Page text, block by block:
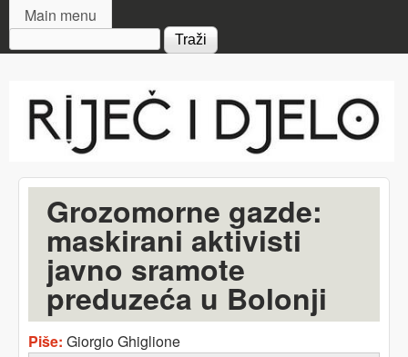
MAIN MENU
Main menu
Search form
i djelo
Grozomorne gazde:
maskirani aktivisti
javno sramote
preduzeća u Bolonji
Piše: Giorgio Ghiglione